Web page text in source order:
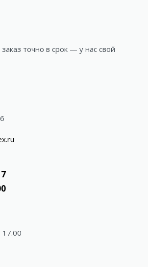
точно в срок — у нас свой